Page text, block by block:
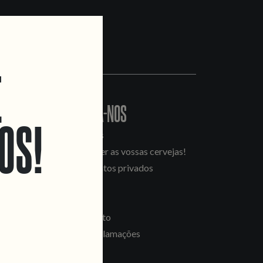
CONTACTA-NOS
Informações
Quero vender as vossas cervejas!
Tours e eventos privados
Recrutamento
Livro de Reclamações